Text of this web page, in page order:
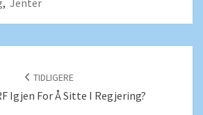
TIDLIGERE
Igjen For Å Sitte I Regjering?